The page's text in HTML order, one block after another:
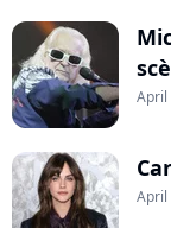
April
April